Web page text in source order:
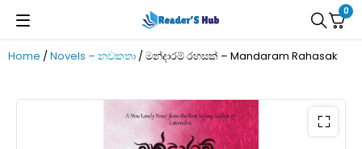
0
Home /Novels – නවකතා / මන්දාරම් රහසක් – Mandaram Rahasak